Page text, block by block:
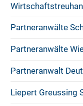
Partneranwälte
Partneranwälte
Partneranwalt
Liepert Greussing